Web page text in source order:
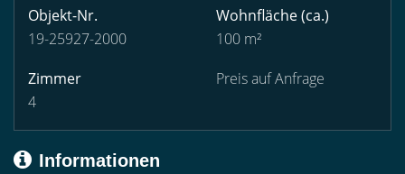
Objekt-Nr.
19-25927-2000
Wohnfläche(ca.)
100 m²
Zimmer
4
Preis auf Anfrage
Informationen